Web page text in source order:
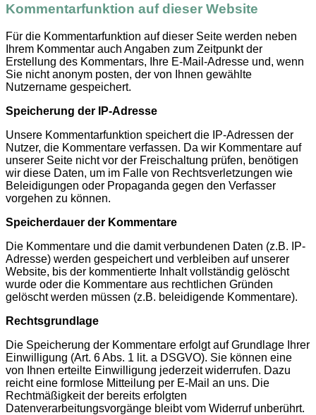
Kommentarfunktion auf dieser Website
Für die Kommentarfunktion auf dieser Seite werden neben
Ihrem Kommentar auch Angaben zum Zeitpunkt der
Erstellung des Kommentars, Ihre E-Mail-Adresse und, wenn
Sie nicht anonym posten, der von Ihnen gewählte
Nutzername gespeichert.
Speicherung der IP-Adresse
Unsere Kommentarfunktion speichert die IP-Adressen der
Nutzer, die Kommentare verfassen. Da wir Kommentare auf
unserer Seite nicht vor der Freischaltung prüfen, benötigen
wir diese Daten, um im Falle von Rechtsverletzungen wie
Beleidigungen oder Propaganda gegen den Verfasser
vorgehen zu können.
Speicherdauer der Kommentare
Die Kommentare und die damit verbundenen Daten (z.B. IP-
Adresse) werden gespeichert und verbleiben auf unserer
Website, bis der kommentierte Inhalt vollständig gelöscht
wurde oder die Kommentare aus rechtlichen Gründen
gelöscht werden müssen (z.B. beleidigende Kommentare).
Rechtsgrundlage
Die Speicherung der Kommentare erfolgt auf Grundlage Ihrer
Einwilligung (Art. 6 Abs. 1 lit. a DSGVO). Sie können eine
von Ihnen erteilte Einwilligung jederzeit widerrufen. Dazu
reicht eine formlose Mitteilung per E-Mail an uns. Die
Rechtmäßigkeit der bereits erfolgten
Datenverarbeitungsvorgänge bleibt vom Widerruf unberührt.